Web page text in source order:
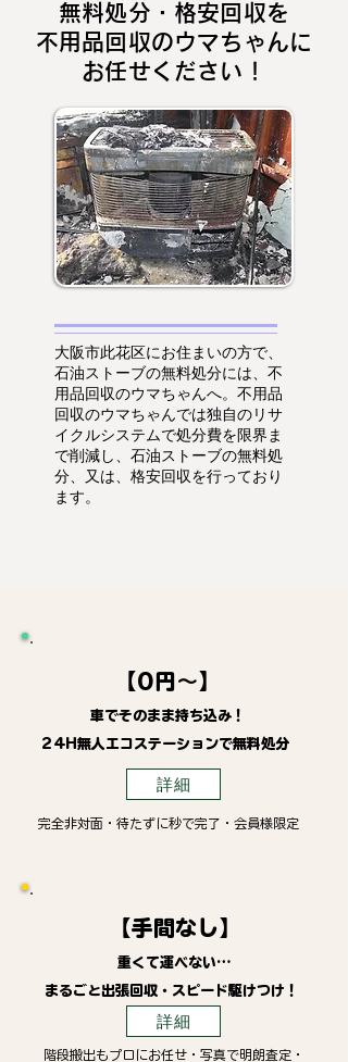
無料処分・格安回収を
不用品回収のウマちゃんに
お任せください！
大阪市此花区にお住まいの方で、
石油ストーブの無料処分には、不
用品回収のウマちゃんへ。不用品
回収のウマちゃんでは独自のリサ
イクルシステムで処分費を限界ま
で削減し、石油ストーブの無料処
分、又は、格安回収を行っており
ます。
【0円～】
車でそのまま持ち込み！
24H無人エコステーションで無料処分
詳細
完全非対面・待たずに秒で完了・会員様限定
【手間なし】
重くて運べない…
まるごと出張回収・スピード駆けつけ！
詳細
階段搬出もプロにお任せ・写真で明朗査定・